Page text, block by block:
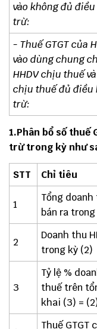
vào không đủ
trừ:
- Thuế GTGT của
vào dùng chung
HHDV chịu thuế
chịu thuế đủ điều
trừ:
1.Phân bổ số thuế
trừ trong kỳ như
STT Chỉ tiêu
1
Tổng
bán ra trong
2
Doanh thu
trong kỳ (2)
3
Tỷ lệ %
thuế trên
khai (3) =
Thuế GTGT